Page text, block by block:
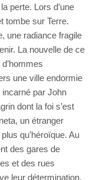
perte. Lors d’une
tombe sur Terre.
une radiance fragile
La nouvelle de ce
une ville endormie
par John
dont la foi s’est
un étranger
qu’héroïque. Au
des gares de
et des rues
leur détermination.